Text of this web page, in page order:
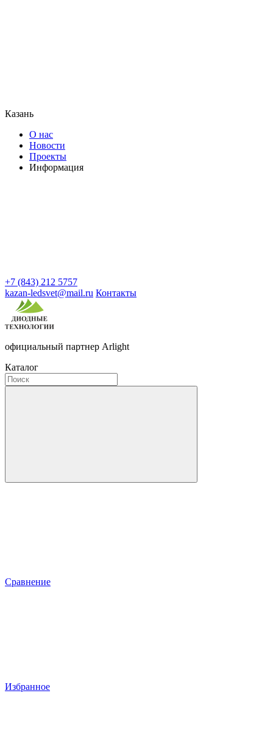
Казань
О нас
Новости
Проекты
Информация
+7 (843) 212 5757
kazan-ledsvet@mail.ru Контакты
официальный партнер Arlight
Каталог
Сравнение
Избранное